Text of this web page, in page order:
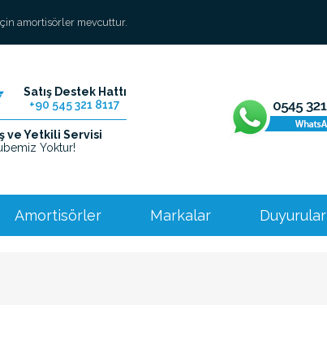
amortisörler mevcuttur.
Satış Destek Hattı
+90 545 321 8117
ve Yetkili Servisi
Yoktur!
Amortisörler Markalar Duyurular